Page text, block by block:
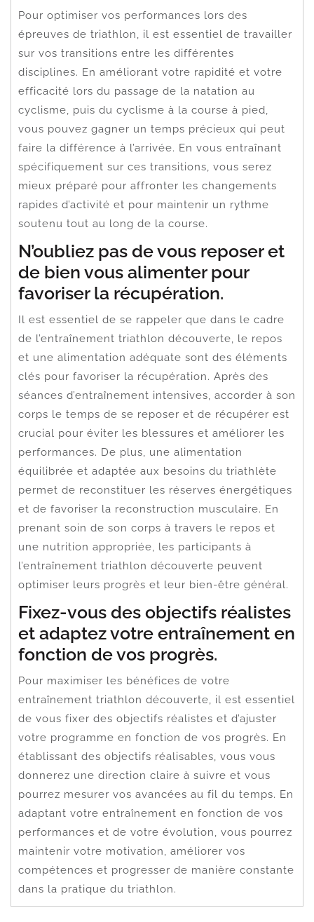
Pour optimiser vos performances lors des
épreuves de triathlon, il est essentiel de travailler
sur vos transitions entre les différentes
disciplines. En améliorant votre rapidité et votre
efficacité lors du passage de la natation au
cyclisme, puis du cyclisme à la course à pied,
vous pouvez gagner un temps précieux qui peut
faire la différence à l’arrivée. En vous entraînant
spécifiquement sur ces transitions, vous serez
mieux préparé pour affronter les changements
rapides d’activité et pour maintenir un rythme
soutenu tout au long de la course.
N’oubliez pas de vous reposer et
de bien vous alimenter pour
favoriser la récupération.
Il est essentiel de se rappeler que dans le cadre
de l’entraînement triathlon découverte, le repos
et une alimentation adéquate sont des éléments
clés pour favoriser la récupération. Après des
séances d’entraînement intensives, accorder à son
corps le temps de se reposer et de récupérer est
crucial pour éviter les blessures et améliorer les
performances. De plus, une alimentation
équilibrée et adaptée aux besoins du triathlète
permet de reconstituer les réserves énergétiques
et de favoriser la reconstruction musculaire. En
prenant soin de son corps à travers le repos et
une nutrition appropriée, les participants à
l’entraînement triathlon découverte peuvent
optimiser leurs progrès et leur bien-être général.
Fixez-vous des objectifs réalistes
et adaptez votre entraînement en
fonction de vos progrès.
Pour maximiser les bénéfices de votre
entraînement triathlon découverte, il est essentiel
de vous fixer des objectifs réalistes et d’ajuster
votre programme en fonction de vos progrès. En
établissant des objectifs réalisables, vous vous
donnerez une direction claire à suivre et vous
pourrez mesurer vos avancées au fil du temps. En
adaptant votre entraînement en fonction de vos
performances et de votre évolution, vous pourrez
maintenir votre motivation, améliorer vos
compétences et progresser de manière constante
dans la pratique du triathlon.